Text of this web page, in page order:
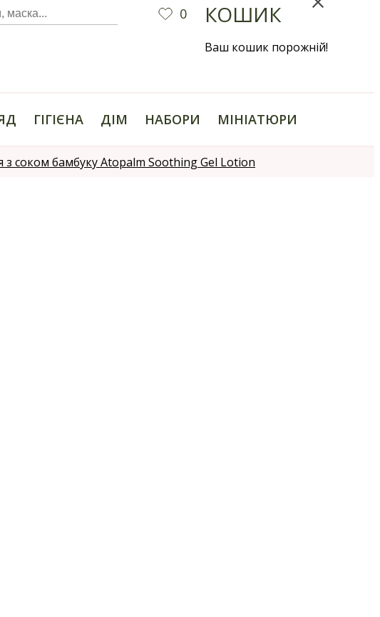
0 КОШИК
Ваш кошик порожній!
ГІГІЄНА ДІМ НАБОРИ МІНІАТЮРИ
з соком бамбуку Atopalm Soothing Gel Lotion